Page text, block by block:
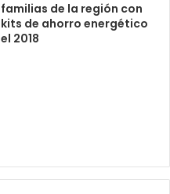
familias de la región con
kits de ahorro energético
el 2018